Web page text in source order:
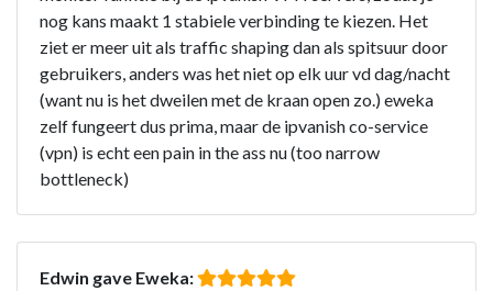
nog kans maakt 1 stabiele verbinding te kiezen. Het
ziet er meer uit als traffic shaping dan als spitsuur door
gebruikers, anders was het niet op elk uur vd dag/nacht
(want nu is het dweilen met de kraan open zo.) eweka
zelf fungeert dus prima, maar de ipvanish co-service
(vpn) is echt een pain in the ass nu (too narrow
bottleneck)
Edwin gave Eweka: